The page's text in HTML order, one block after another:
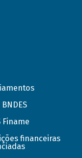
Finame
financeiras